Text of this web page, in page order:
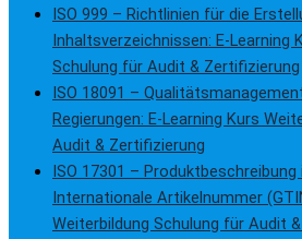
ISO 999 – Richtlinien für die
Inhaltsverzeichnissen: E-Learning
Schulung für Audit & Zertifizierung
ISO 18091 –
Regierungen: E-Learning Kurs
Audit & Zertifizierung
ISO 17301 –
Internationale Artikelnummer
Weiterbildung Schulung für Audit